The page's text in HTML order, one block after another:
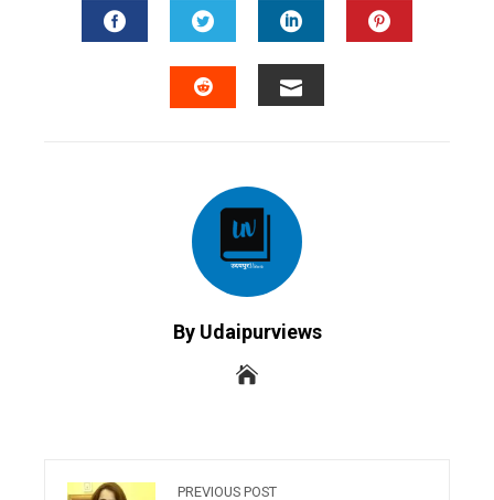
FACEBOOKTWITTERLINKEDIN
By Udaipurviews
PREVIOUS POST